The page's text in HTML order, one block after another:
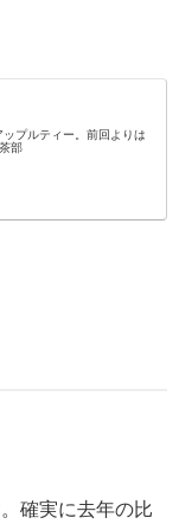
プルティー。前回よりは
部
確実に去年の比